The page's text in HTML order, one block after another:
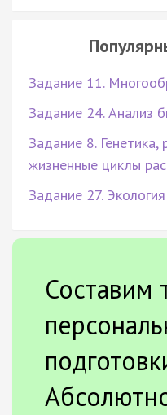
Задание 11.
Задание 24. Анализ
Задание 8.
жизненные циклы
Задание 27.
Составим